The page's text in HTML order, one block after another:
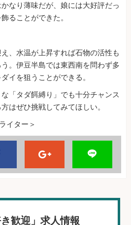
なり薄味だが、娘には大好評だっ
ることができた。
、水温が上昇すれば石物の活性も
。伊豆半島では東西南を問わず多
イを狙うことができる。
「タダ餌縛り」でも十分チャンス
はぜひ挑戦してみてほしい。
イター＞
き歓迎」求人情報